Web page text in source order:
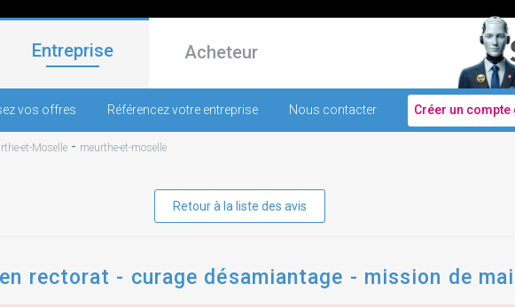
Entreprise Acheteur
vos offres Référencez votre entreprise Nous contacter Créer un
et-Moselle - meurthe-et-moselle
Retour à la liste des avis
rectorat - curage désamiantage - mission de